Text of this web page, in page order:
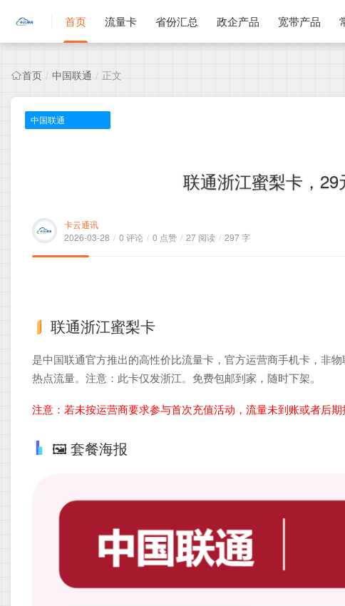
首页 流量卡 省份汇总 政企产品 宽带产品
首页 / 中国联通 / 正文
中国联通
联通浙江蜜梨卡，
卡云通讯
2026-03-28 / 0 评论 / 0 点赞 / 27 阅读 / 297 字
联通浙江蜜梨卡
是中国联通官方推出的高性价比流量卡，官方运营商手机卡，非
热点流量。注意：此卡仅发浙江。免费包邮到家，随时下架。
注意：若未按运营商要求参与首次充值活动，流量未到账或者后
🖼️ 套餐海报